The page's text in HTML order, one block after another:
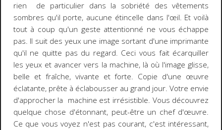
rien de particulier dans la sobriété des vêtements
sombres qu'il porte, aucune étincelle dans l'œil. Et voilà
tout à coup qu'un geste attentionné ne vous échappe
pas. Il suit des yeux une image sortant d'une imprimante
qu'il ne quitte pas du regard. Ceci vous fait écarquiller
les yeux et avancer vers la machine, là où l'image glisse,
belle et fraîche, vivante et forte. Copie d'une œuvre
éclatante, prête à éclabousser au grand jour. Votre envie
d'approcher la machine est irrésistible. Vous découvrez
quelque chose d'étonnant, peut-être un chef d'œuvre.
Ce que vous voyez n'est pas courant, c'est intéressant,